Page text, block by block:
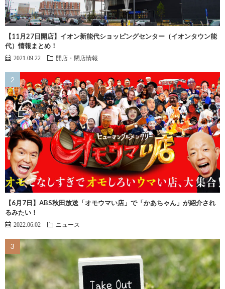
【11月27日開店】イオン新能代ショッピングセンター（イオンタウン能
代）情報まとめ！
2021.09.22 開店・閉店情報
【6月7日】ABS秋田放送「オモウマい店」で「かあちゃん」が紹介され
るみたい！
2022.06.02 ニュース